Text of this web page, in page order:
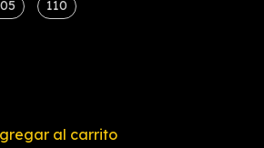
110